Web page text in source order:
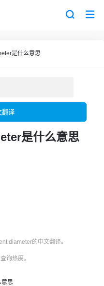
是什么意思
翻译
是什么意思
diameter的中文翻译。
询热度。
意思